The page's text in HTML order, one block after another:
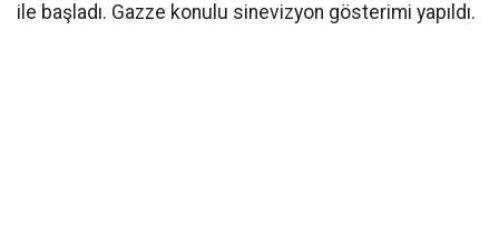
ile başladı. Gazze konulu sinevizyon gösterimi yapıldı.